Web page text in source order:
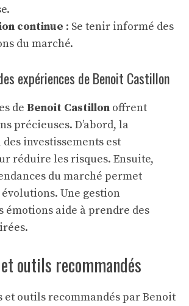
continue : Se tenir informé des
du marché.
expériences de Benoit Castillon
de Benoit Castillon offrent
précieuses. D’abord, la
investissements est
réduire les risques. Ensuite,
du marché permet
Une gestion
émotions aide à prendre des
outils recommandés
et outils recommandés par Benoit